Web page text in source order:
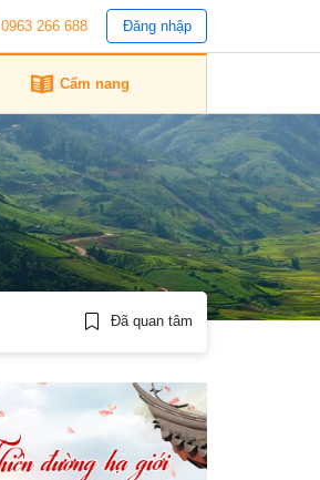
0963 266 688 Đăng nhập
Cẩm nang
Đã quan tâm